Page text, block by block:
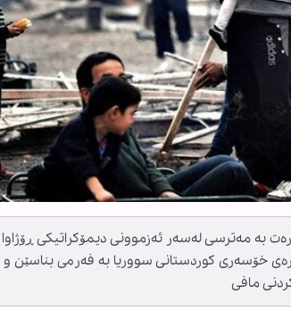
بە مەترسی لەسەر ئەزموونی دیمۆکراتیکی ڕۆژاوا
خۆسەری کوردستانی سووریا بە فەرمی بناسێن و
مافی